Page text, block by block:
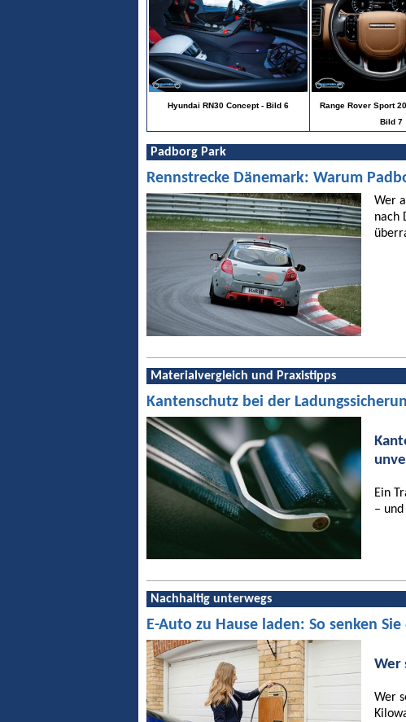
Hyundai RN30 Concept - Bild 6
Range Rover Sport
Bild 7
Padborg Park
Rennstrecke Dänemark: Warum
Wer
nach
Materialvergleich und Praxistipps
Kantenschutz bei der
Ein
–
Nachhaltig unterwegs
E-Auto zu Hause laden: So senken
Wer
Wer